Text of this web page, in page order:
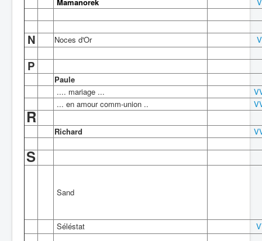
Mamanorek
N Noces d'Or
P
Paule
.... mariage ...
... en amour comm-union ..
R
Richard
S
Sand
Séléstat